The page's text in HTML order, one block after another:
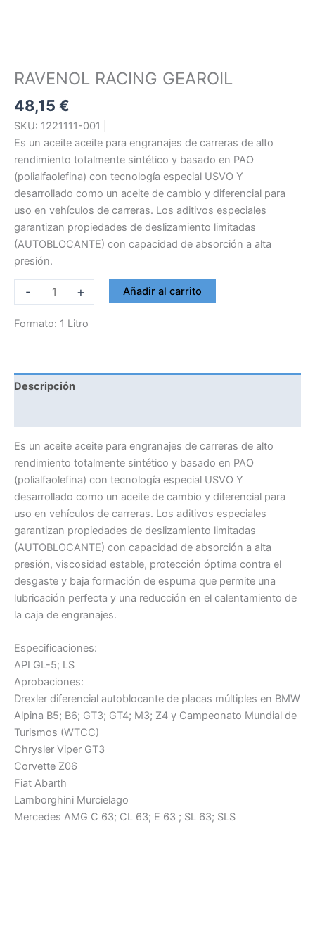
RAVENOL RACING GEAROIL
48,15 €
SKU: 1221111-001 |
Es un aceite aceite para engranajes de carreras de alto
rendimiento totalmente sintético y basado en PAO
(polialfaolefina) con tecnología especial USVO Y
desarrollado como un aceite de cambio y diferencial para
uso en vehículos de carreras. Los aditivos especiales
garantizan propiedades de deslizamiento limitadas
(AUTOBLOCANTE) con capacidad de absorción a alta
presión.
-
RAVENOL
RACING
GEAROIL
+ Añadir al carrito
Formato: 1 Litro
Descripción
Es un aceite aceite para engranajes de carreras de alto
rendimiento totalmente sintético y basado en PAO
(polialfaolefina) con tecnología especial USVO Y
desarrollado como un aceite de cambio y diferencial para
uso en vehículos de carreras. Los aditivos especiales
garantizan propiedades de deslizamiento limitadas
(AUTOBLOCANTE) con capacidad de absorción a alta
presión, viscosidad estable, protección óptima contra el
desgaste y baja formación de espuma que permite una
lubricación perfecta y una reducción en el calentamiento de
la caja de engranajes.
Especificaciones:
API GL-5; LS
Aprobaciones:
Drexler diferencial autoblocante de placas múltiples en BMW
Alpina B5; B6; GT3; GT4; M3; Z4 y Campeonato Mundial de
Turismos (WTCC)
Chrysler Viper GT3
Corvette Z06
Fiat Abarth
Lamborghini Murcielago
Mercedes AMG C 63; CL 63; E 63 ; SL 63; SLS